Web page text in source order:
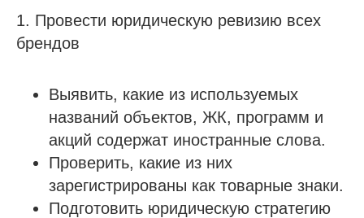
1. Провести юридическую ревизию всех
брендов
Выявить, какие из используемых
названий объектов, ЖК, программ и
акций содержат иностранные слова.
Проверить, какие из них
зарегистрированы как товарные знаки.
Подготовить юридическую стратегию